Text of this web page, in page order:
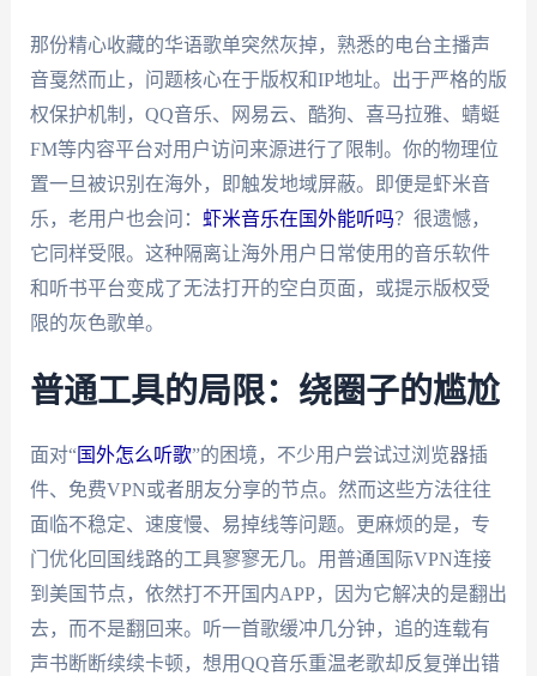
那份精心收藏的华语歌单突然灰掉，熟悉的电台主播声
音戛然而止，问题核心在于版权和IP地址。出于严格的版
权保护机制，QQ音乐、网易云、酷狗、喜马拉雅、蜻蜓
FM等内容平台对用户访问来源进行了限制。你的物理位
置一旦被识别在海外，即触发地域屏蔽。即便是虾米音
乐，老用户也会问： 虾米音乐在国外能听吗？很遗憾，
它同样受限。这种隔离让海外用户日常使用的音乐软件
和听书平台变成了无法打开的空白页面，或提示版权受
限的灰色歌单。
普通工具的局限：绕圈子的尴尬
面对“国外怎么听歌”的困境，不少用户尝试过浏览器插
件、免费VPN或者朋友分享的节点。然而这些方法往往
面临不稳定、速度慢、易掉线等问题。更麻烦的是，专
门优化回国线路的工具寥寥无几。用普通国际VPN连接
到美国节点，依然打不开国内APP，因为它解决的是翻出
去，而不是翻回来。听一首歌缓冲几分钟，追的连载有
声书断断续续卡顿，想用QQ音乐重温老歌却反复弹出错